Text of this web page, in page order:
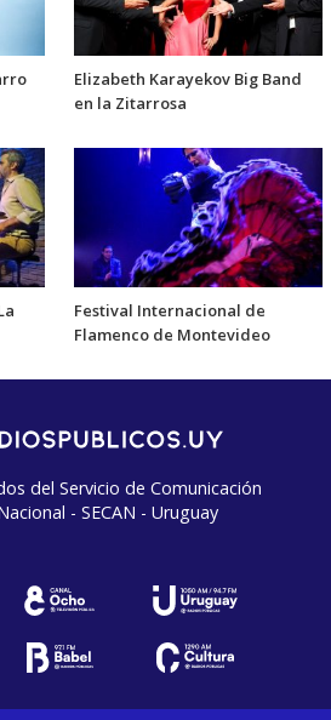
Elizabeth Karayekov Big Band
en la Zitarrosa
Festival Internacional de
Flamenco de Montevideo
del Servicio de Comunicación
- SECAN - Uruguay